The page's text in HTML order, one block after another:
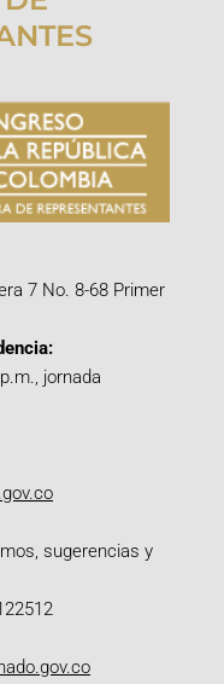
7 No. 8-68 Primer
jornada
sugerencias y